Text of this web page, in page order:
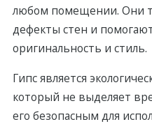
любом помещении. Они
дефекты стен и
оригинальность и стиль.
Гипс является
который не выделяет
его безопасным для